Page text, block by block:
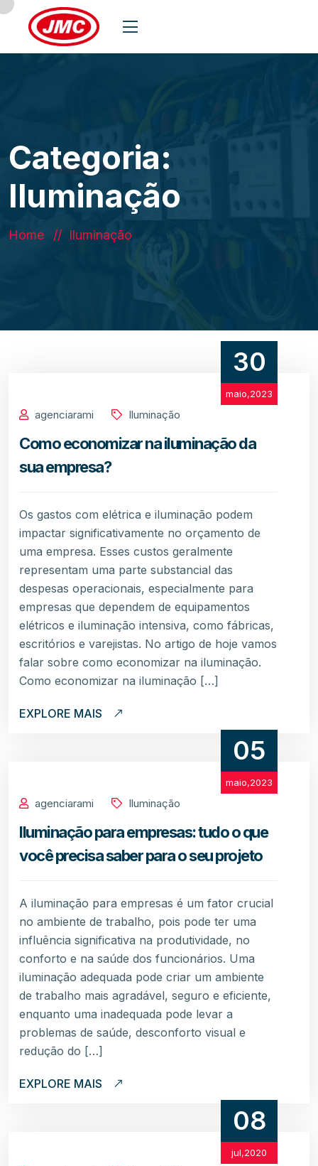
Categoria:
Iluminação
Home Iluminação
30
maio,2023
agenciarami Iluminação
Como economizar na iluminação da
sua empresa?
Os gastos com elétrica e iluminação podem
impactar significativamente no orçamento de
uma empresa. Esses custos geralmente
representam uma parte substancial das
despesas operacionais, especialmente para
empresas que dependem de equipamentos
elétricos e iluminação intensiva, como fábricas,
escritórios e varejistas. No artigo de hoje vamos
falar sobre como economizar na iluminação.
Como economizar na iluminação […]
EXPLORE MAIS
05
maio,2023
agenciarami Iluminação
Iluminação para empresas: tudo o que
você precisa saber para o seu projeto
A iluminação para empresas é um fator crucial
no ambiente de trabalho, pois pode ter uma
influência significativa na produtividade, no
conforto e na saúde dos funcionários. Uma
iluminação adequada pode criar um ambiente
de trabalho mais agradável, seguro e eficiente,
enquanto uma inadequada pode levar a
problemas de saúde, desconforto visual e
redução do […]
EXPLORE MAIS
08
jul,2020